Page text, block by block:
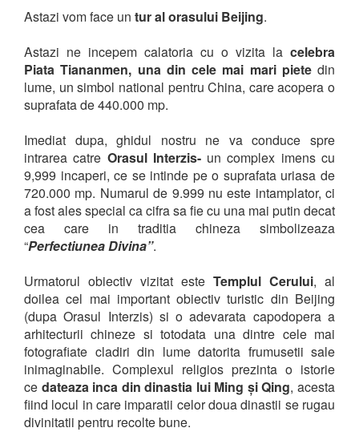
Astazi vom face un tur al orasului Beijing.
Astazi ne incepem calatoria cu o vizita la celebra
Piata Tiananmen, una din cele mai mari pietedin
lume, un simbol national pentru China, care acopera o
suprafata de 440.000 mp.
Imediat dupa, ghidul nostru ne va conduce spre
intrarea catre Orasul Interzis- un complex imens cu
9,999 incaperi, ce se intinde pe o suprafata uriasa de
720.000 mp. Numarul de 9.999 nu este intamplator, ci
a fost ales special ca cifra sa fie cu una mai putin decat
cea care in traditia chineza simbolizeaza
“Perfectiunea Divina”.
Urmatorul obiectiv vizitat este Templul Cerului, al
doilea cel mai important obiectiv turistic din Beijing
(dupa Orasul Interzis) si o adevarata capodopera a
arhitecturii chineze si totodata una dintre cele mai
fotografiate cladiri din lume datorita frumusetii sale
inimaginabile. Complexul religios prezinta o istorie
ce dateaza inca din dinastia lui Ming și Qing, acesta
fiind locul in care imparatii celor doua dinastii se rugau
divinitatii pentru recolte bune.